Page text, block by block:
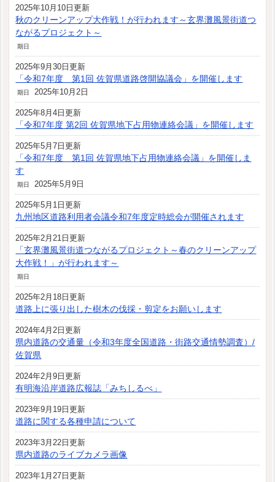
2025年10月10日更新
秋のクリーンアップ大作戦！が行われます～玄界灘風景街道つ
ながるプロジェクト～
期日
2025年9月30日更新
「令和7年度 第1回 佐賀県道路啓開協議会」を開催します
期日 2025年10月2日
2025年8月4日更新
「令和7年度 第2回 佐賀県地下占用物連絡会議」を開催します
2025年5月7日更新
「令和7年度 第1回 佐賀県地下占用物連絡会議」を開催しま
す
期日 2025年5月9日
2025年5月1日更新
九州地区道路利用者会議令和7年度定時総会が開催されます
2025年2月21日更新
「玄界灘風景街道つながるプロジェクト～春のクリーンアップ
大作戦！」が行われます～
期日
2025年2月18日更新
道路上に張り出した樹木の伐採・剪定をお願いします
2024年4月2日更新
県内道路の交通量（令和3年度全国道路・街路交通情勢調査）/
佐賀県
2024年2月9日更新
有明海沿岸道路広報誌「みちしるべ」
2023年9月19日更新
道路に関する各種申請について
2023年3月22日更新
県内道路のライブカメラ画像
2023年1月27日更新